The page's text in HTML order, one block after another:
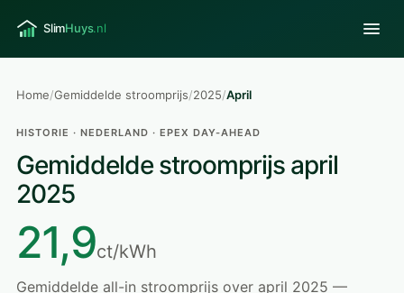
Home/Gemiddelde stroomprijs/2025/April
HISTORIE · NEDERLAND · EPEX DAY-AHEAD
Gemiddelde stroomprijs april
2025
21,9ct/kWh
Gemiddelde all-in stroomprijs over april 2025 —